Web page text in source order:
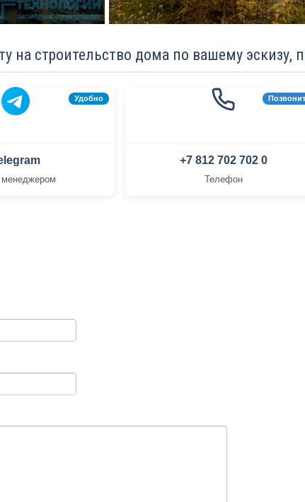
на строительство дома по вашему эскизу,
Удобно
менеджером
+7 812 702 702 0
Телефон